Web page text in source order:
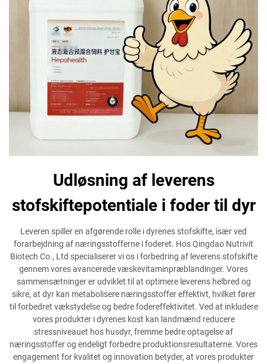
Udløsning af leverens
stofskiftepotentiale i foder til dyr
Leveren spiller en afgørende rolle i dyrenes stofskifte, især ved
forarbejdning af næringsstofferne i foderet. Hos Qingdao Nutrivit
Biotech Co., Ltd specialiserer vi os i forbedring af leverens stofskifte
gennem vores avancerede væskevitaminpræblandinger. Vores
sammensætninger er udviklet til at optimere leverens helbred og
sikre, at dyr kan metabolisere næringsstoffer effektivt, hvilket fører
til forbedret vækstydelse og bedre fodereffektivitet. Ved at inkludere
vores produkter i dyrenes kost kan landmænd reducere
stressniveauet hos husdyr, fremme bedre optagelse af
næringsstoffer og endeligt forbedre produktionsresultaterne. Vores
engagement for kvalitet og innovation betyder, at vores produkter